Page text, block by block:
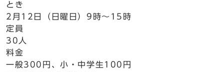
とき
2月12日（日曜日）9時～15時
定員
30人
料金
一般300円、小・中学生100円